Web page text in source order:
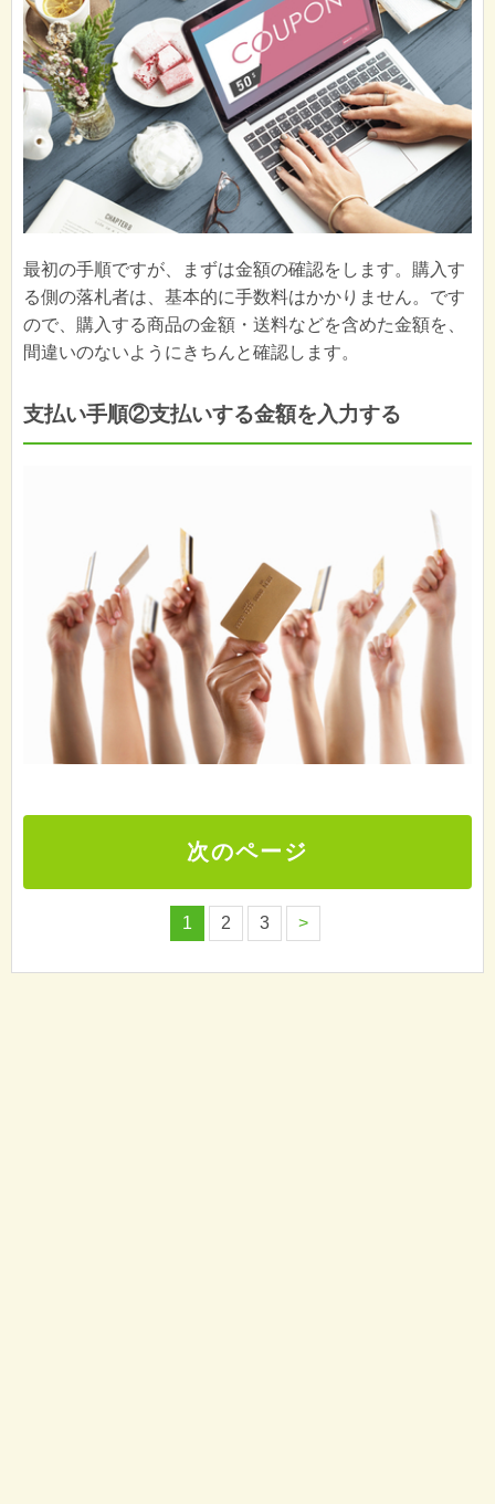
最初の手順ですが、まずは金額の確認をします。購入す
る側の落札者は、基本的に手数料はかかりません。です
ので、購入する商品の金額・送料などを含めた金額を、
間違いのないようにきちんと確認します。
支払い手順②支払いする金額を入力する
次のページ
1 2 3 >